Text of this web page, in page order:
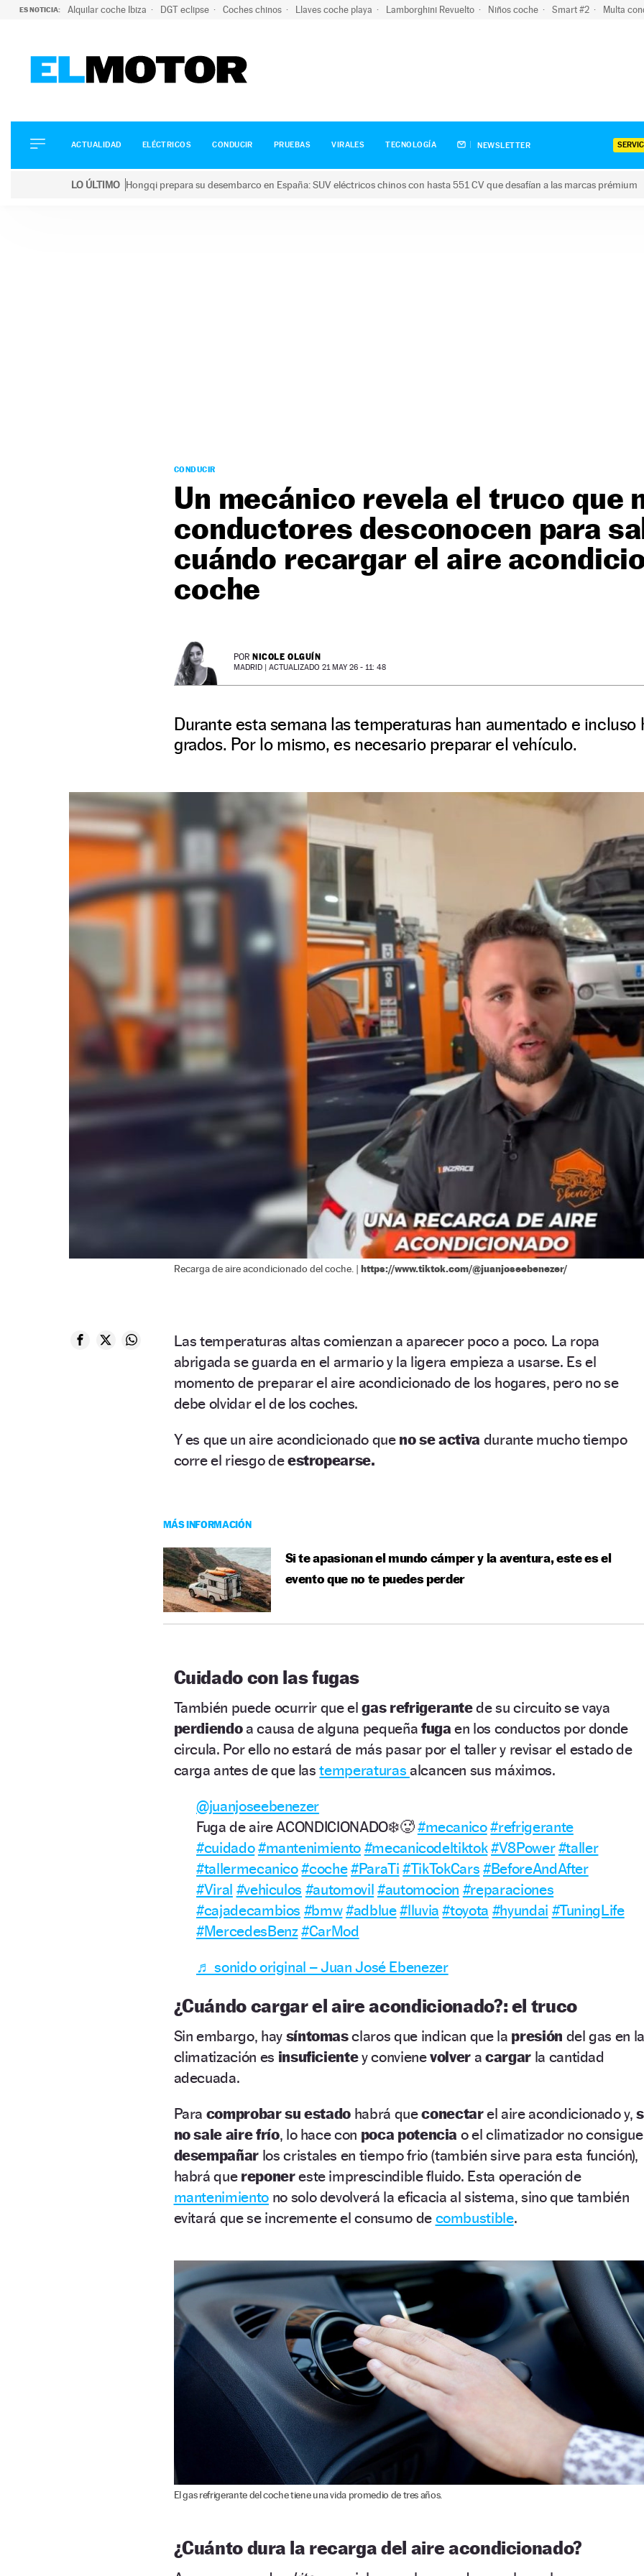
ES NOTICIA: Alquilar coche Ibiza DGT eclipse Coches chinos Llaves coche playa Lamborghini Revuelto Niños coche Smart #2 Multa
ELÉCTRICOS
CONDUCIR
ACTUALIDAD ELÉCTRICOS CONDUCIR PRUEBAS VIRALES TECNOLOGÍA NEWSLETTER
LO ÚLTIMO Hongqi prepara su desembarco en España: SUV eléctricos chinos con hasta 551 CV que desafían a las marcas prémium
CONDUCIR
Un mecánico revela el truco que
conductores desconocen para
cuándo recargar el aire
coche
POR NICOLE OLGUÍN
MADRID | ACTUALIZADO 21 MAY 26 - 11: 48
Durante esta semana las temperaturas han aumentado e incluso
grados. Por lo mismo, es necesario preparar el vehículo.
Recarga de aire acondicionado del coche. | https://www.tiktok.com/@juanjoseebenezer/
Las temperaturas altas comienzan a aparecer poco a poco. La ropa
abrigada se guarda en el armario y la ligera empieza a usarse. Es el
momento de preparar el aire acondicionado de los hogares, pero no se
debe olvidar el de los coches.
Y es que un aire acondicionado que no se activa durante mucho tiempo
corre el riesgo deestropearse.
MÁS INFORMACIÓN
Si te apasionan el mundo cámper y la aventura, este es el
evento que no te puedes perder
Cuidado con las fugas
También puede ocurrir que elgas refrigerantede su circuito se vaya
perdiendoa causa de alguna pequeña fuga en los conductos por donde
circula. Por ello no estará de más pasar por el taller y revisar el estado de
carga antes de que lastemperaturas alcancen sus máximos.
@juanjoseebenezer
Fuga de aire ACONDICIONADO❄️🥵#mecanico#refrigerante
#cuidado#mantenimiento #mecanicodeltiktok#V8Power#taller
#tallermecanico#coche#ParaTi #TikTokCars #BeforeAndAfter
#Viral #vehiculos #automovil #automocion #reparaciones
#cajadecambios #bmw#adblue#lluvia #toyota #hyundai #TuningLife
#MercedesBenz#CarMod
♬ sonido original – Juan José Ebenezer
¿Cuándo cargar el aire acondicionado?: el truco
Sin embargo, hay síntomasclaros que indican que la presión del gas en la
climatización es insuficientey convienevolver acargarla cantidad
adecuada.
Para comprobar su estado habrá queconectarel aire acondicionado y,
no sale aire frío, lo hace con poca potencia o el climatizador no consigue
desempañar los cristales en tiempo frio (también sirve para esta función),
habrá que reponereste imprescindible fluido. Esta operación de
mantenimientono solo devolverá la eficacia al sistema, sino que también
evitará que se incremente el consumo de combustible.
El gas refrigerante del coche tiene una vida promedio de tres años.
¿Cuánto dura la recarga del aire acondicionado?